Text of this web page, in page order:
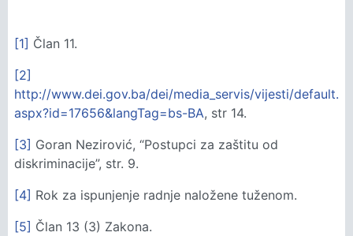
[1] Član 11.
[2]
http://www.dei.gov.ba/dei/media_servis/vijesti/default.
aspx?id=17656&langTag=bs-BA, str 14.
[3] Goran Nezirović, “Postupci za zaštitu od
diskriminacije”, str. 9.
[4] Rok za ispunjenje radnje naložene tuženom.
[5] Član 13 (3) Zakona.